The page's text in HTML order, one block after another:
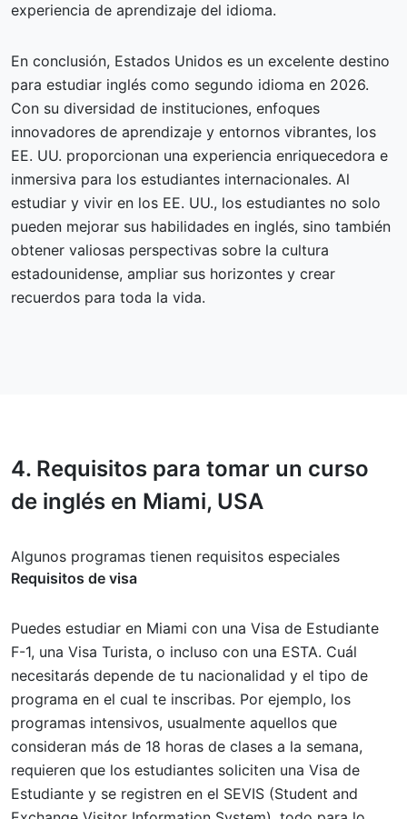
experiencia de aprendizaje del idioma.
En conclusión, Estados Unidos es un excelente destino
para estudiar inglés como segundo idioma en 2026.
Con su diversidad de instituciones, enfoques
innovadores de aprendizaje y entornos vibrantes, los
EE. UU. proporcionan una experiencia enriquecedora e
inmersiva para los estudiantes internacionales. Al
estudiar y vivir en los EE. UU., los estudiantes no solo
pueden mejorar sus habilidades en inglés, sino también
obtener valiosas perspectivas sobre la cultura
estadounidense, ampliar sus horizontes y crear
recuerdos para toda la vida.
4. Requisitos para tomar un curso
de inglés en Miami, USA
Algunos programas tienen requisitos especiales
Requisitos de visa
Puedes estudiar en Miami con una Visa de Estudiante
F-1, una Visa Turista, o incluso con una ESTA. Cuál
necesitarás depende de tu nacionalidad y el tipo de
programa en el cual te inscribas. Por ejemplo, los
programas intensivos, usualmente aquellos que
consideran más de 18 horas de clases a la semana,
requieren que los estudiantes soliciten una Visa de
Estudiante y se registren en el SEVIS (Student and